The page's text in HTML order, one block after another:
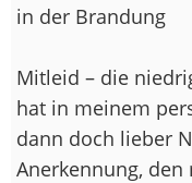
in der Brandung
Mitleid – die
hat in meinem
dann doch lieber
Anerkennung,